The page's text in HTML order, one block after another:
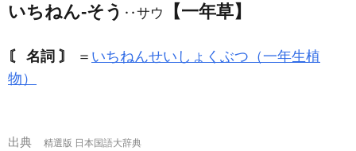
いちねん‐そう ‥サウ 【一年草】
〘 名詞 〙 ＝ いちねんせいしょくぶつ（一年生植
物）
出典
精選版 日本国語大辞典